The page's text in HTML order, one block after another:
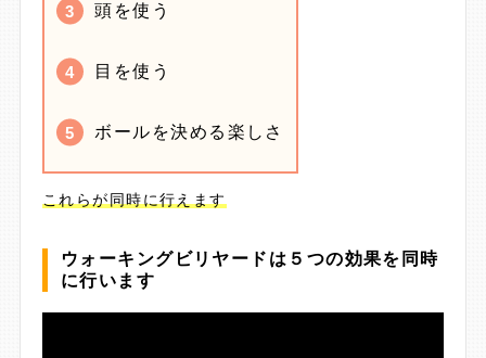
頭を使う
目を使う
ボールを決める楽しさ
これらが同時に行えます
ウォーキングビリヤードは５つの効果を同時
に行います